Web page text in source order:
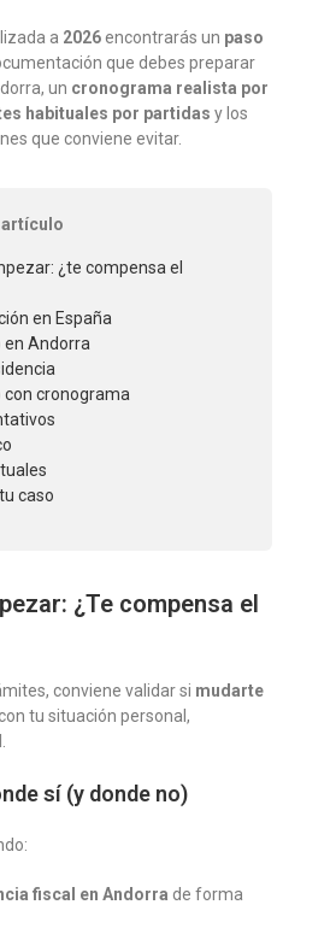
a 2026encontrarás un paso
que debes preparar
un cronograma realista por
habituales por partidas y los
que conviene evitar.
¿te compensa el
en España
Andorra
con cronograma
caso
¿Te compensa el
conviene validar si mudarte
tu situación personal,
sí (y donde no)
fiscal en Andorra de forma